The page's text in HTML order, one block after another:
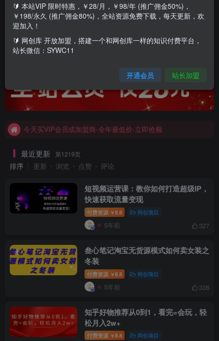
今天买VIP会员或加盟商-全年最低价-立即抢额
网创库-限时优惠 别错过!
今天买VIP会员或加盟商-全年最低价-立即抢额
最近更新 第1219页
排序 更新 浏览 点赞 评论
短视频运营课：教你如何打造超级IP，
快速获取流量变现
付费资源 ￥8.8 网创项目
5年前 327
叁心笔记淘宝无货源模式如何卖女装之
冬装
付费资源 ￥8.8 网创项目
5年前 338
知乎好物推荐从0到1，看完=会玩，轻
松月入2w+
付费资源 ￥8.8 网创项目
🔰 本站VIP 限时特惠，￥28/月，￥98/年 (推广佣金50%)，
￥198/永久 (推广佣金80%)，全站资源免费下载，每天更新，欢
迎加入！
🔰 网创库 开放加盟，搭建一个和网创库一样的知识付费平台，
站长微信：SYWC11
开通会员 站长加盟